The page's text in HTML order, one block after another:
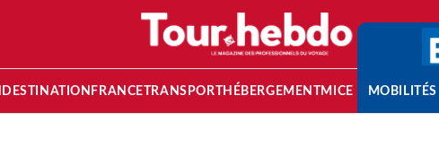
DESTINATION FRANCETRANSPORT HÉBERGEMENTMICE MOBILITÉS